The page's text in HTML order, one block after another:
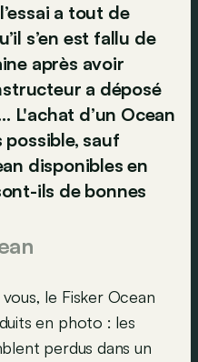
a tout de
s’en est fallu de
après avoir
a déposé
L'achat d’un Ocean
sauf
disponibles en
ils de bonnes
le Fisker Ocean
en photo : les
perdus dans un